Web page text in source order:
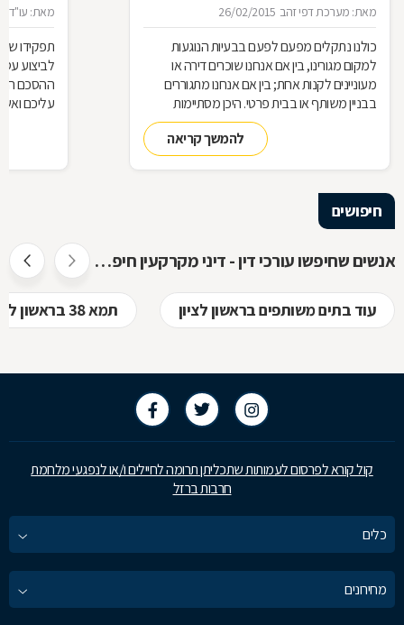
מאת: מערכת דפי זהב 26/02/2015
כולנו נתקלים מפעם לפעם בבעיות הנוגעות
למקום מגורינו, בין אם אנחנו שוכרים דירה או
מעוניינים לקנות אחת; בין אם אנחנו מתגוררים
בבניין משותף או בבית פרטי. היכן מסתיימות
זכויותינו ביחס לשכנינו? מה אומר החוק בקשר
לחריגות בנייה? האם בניית ממ"ד מחייבת את כל
הדיירים וכו'. כדי לקבל מושג בנוגע למעמדנו
המקרקעין, ריכזנו שאלות שנשאלו בפורום
מקרקעין, ואשר נענו ע"י עו"ד אילן קרייטר
להמשך קריאה
מאת: עו"ד
תפקידו
ההסכם
עליכם
חיפושים
אנשים שחיפשו עורכי דין - דיני מקרקעין חיפשו גם
עוד בתים משותפים בראשון לציון תמא 38 בראשון לציון
קול קורא לפרסום לעמותות שתכליתן תרומה לחיילים ו/או לנפגעי מלחמת
חרבות ברזל
כלים
מחירונים